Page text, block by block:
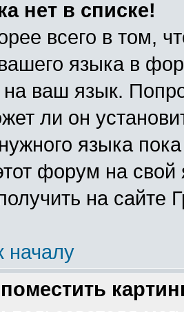
нет в списке!
всего в том,
языка в
ваш язык.
ли он
языка
форум на
на сайте
началу